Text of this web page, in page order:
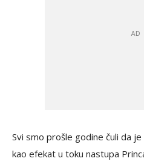
Svi smo prošle godine čuli da
kao efekat u toku nastupa